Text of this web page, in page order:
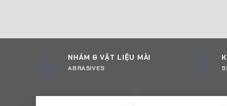
NHÁM & VẬT LIỆU MÀI
ABRASIVES